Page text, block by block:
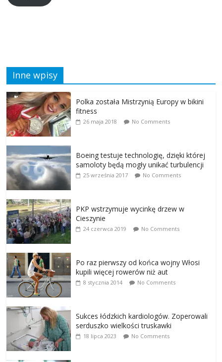
Inne wpisy
Polka została Mistrzynią Europy w bikini
fitness
26 maja 2018 No Comments
Boeing testuje technologię, dzięki której
samoloty będą mogły unikać turbulencji
25 września 2017 No Comments
PKP wstrzymuje wycinkę drzew w
Cieszynie
24 czerwca 2019 No Comments
Po raz pierwszy od końca wojny Włosi
kupili więcej rowerów niż aut
8 stycznia 2014 No Comments
Sukces łódzkich kardiologów. Zoperowali
serduszko wielkości truskawki
18 lipca 2023 No Comments